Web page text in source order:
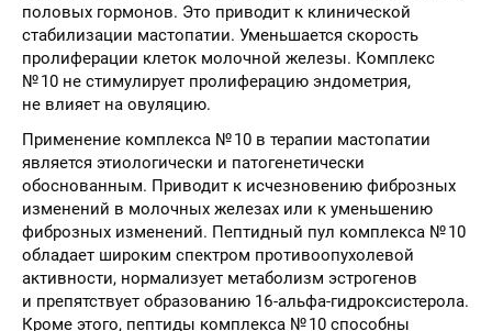
половых гормонов. Это приводит к клинической
стабилизации мастопатии. Уменьшается скорость
пролиферации клеток молочной железы. Комплекс
№ 10 не стимулирует пролиферацию эндометрия,
не влияет на овуляцию.
Применение комплекса № 10 в терапии мастопатии
является этиологически и патогенетически
обоснованным. Приводит к исчезновению фиброзных
изменений в молочных железах или к уменьшению
фиброзных изменений. Пептидный пул комплекса № 10
обладает широким спектром противоопухолевой
активности, нормализует метаболизм эстрогенов
и препятствует образованию 16-альфа-гидроксистерола.
Кроме этого, пептиды комплекса № 10 способны